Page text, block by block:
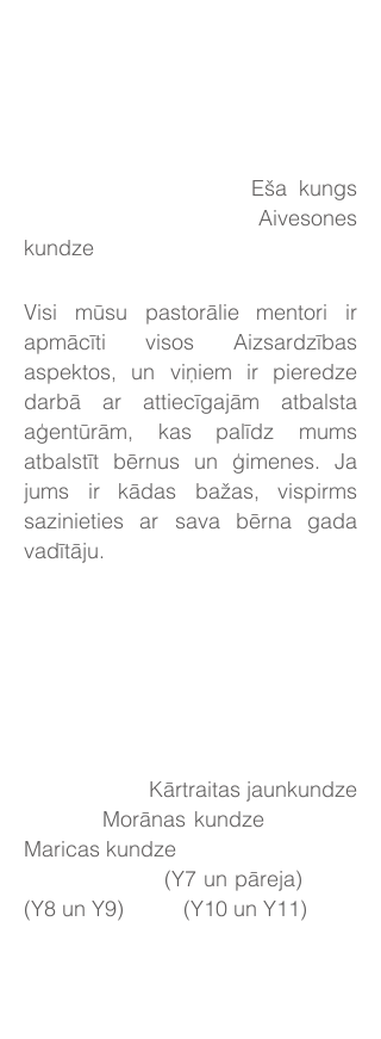
Eša kungs
Aivesones
kundze
Visi mūsu pastorālie mentori ir
apmācīti visos Aizsardzības
aspektos, un viņiem ir pieredze
darbā ar attiecīgajām atbalsta
aģentūrām, kas palīdz mums
atbalstīt bērnus un ģimenes. Ja
jums ir kādas bažas, vispirms
sazinieties ar sava bērna gada
vadītāju.
Kārtraitas jaunkundze
Morānas kundze
Maricas kundze
(Y7 un pāreja)
(Y8 un Y9) (Y10 un Y11)